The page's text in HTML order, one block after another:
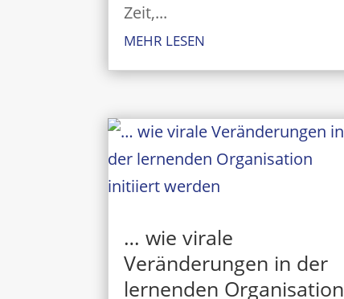
Zeit,...
MEHR LESEN
… wie virale
Veränderungen in der
lernenden Organisation